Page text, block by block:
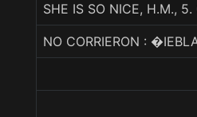
SHE IS SO NICE, H.M.,
NO CORRIERON :